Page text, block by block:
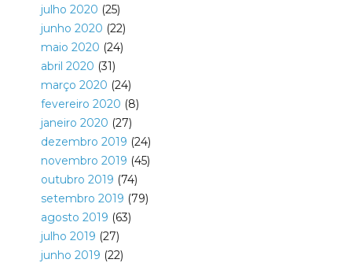
julho 2020 (25)
junho 2020 (22)
maio 2020 (24)
abril 2020 (31)
março 2020 (24)
fevereiro 2020 (8)
janeiro 2020 (27)
dezembro 2019 (24)
novembro 2019 (45)
outubro 2019 (74)
setembro 2019 (79)
agosto 2019 (63)
julho 2019 (27)
junho 2019 (22)